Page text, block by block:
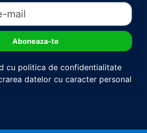
cu politica de confidentialitate
datelor cu caracter personal